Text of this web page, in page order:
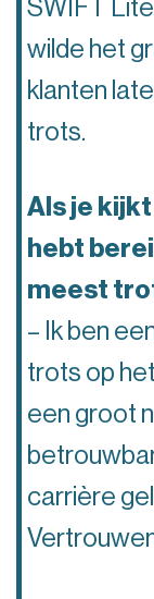
SWIFT
wilde het
klanten
trots.
Als je
hebt
meest
– Ik ben
trots op
een groot
carrière